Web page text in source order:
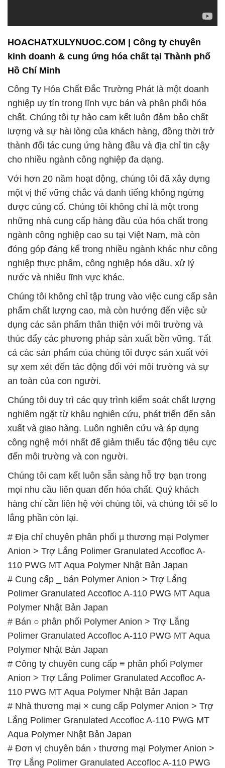
HOACHATXULYNUOC.COM | Công ty chuyên
kinh doanh & cung ứng hóa chất tại Thành phố
Hồ Chí Minh
Công Ty Hóa Chất Đắc Trường Phát là một doanh
nghiệp uy tín trong lĩnh vực bán và phân phối hóa
chất. Chúng tôi tự hào cam kết luôn đảm bảo chất
lượng và sự hài lòng của khách hàng, đồng thời trở
thành đối tác cung ứng hàng đầu và địa chỉ tin cậy
cho nhiều ngành công nghiệp đa dạng.
Với hơn 20 năm hoạt động, chúng tôi đã xây dựng
một vị thế vững chắc và danh tiếng không ngừng
được củng cố. Chúng tôi không chỉ là một trong
những nhà cung cấp hàng đầu của hóa chất trong
ngành công nghiệp cao su tại Việt Nam, mà còn
đóng góp đáng kể trong nhiều ngành khác như công
nghiệp thực phẩm, công nghiệp hóa dầu, xử lý
nước và nhiều lĩnh vực khác.
Chúng tôi không chỉ tập trung vào việc cung cấp sản
phẩm chất lượng cao, mà còn hướng đến việc sử
dụng các sản phẩm thân thiện với môi trường và
thúc đẩy các phương pháp sản xuất bền vững. Tất
cả các sản phẩm của chúng tôi được sản xuất với
sự xem xét đến tác động đối với môi trường và sự
an toàn của con người.
Chúng tôi duy trì các quy trình kiểm soát chất lượng
nghiêm ngặt từ khâu nghiên cứu, phát triển đến sản
xuất và giao hàng. Luôn nghiên cứu và áp dụng
công nghệ mới nhất để giảm thiểu tác động tiêu cực
đến môi trường và con người.
Chúng tôi cam kết luôn sẵn sàng hỗ trợ bạn trong
mọi nhu cầu liên quan đến hóa chất. Quý khách
hàng chỉ cần liên hệ với chúng tôi, và chúng tôi sẽ lo
lắng phần còn lại.
# Địa chỉ chuyên phân phối µ thương mại Polymer
Anion > Trợ Lắng Polimer Granulated Accofloc A-
110 PWG MT Aqua Polymer Nhật Bản Japan
# Cung cấp _ bán Polymer Anion > Trợ Lắng
Polimer Granulated Accofloc A-110 PWG MT Aqua
Polymer Nhật Bản Japan
# Bán ○ phân phối Polymer Anion > Trợ Lắng
Polimer Granulated Accofloc A-110 PWG MT Aqua
Polymer Nhật Bản Japan
# Công ty chuyên cung cấp ≡ phân phối Polymer
Anion > Trợ Lắng Polimer Granulated Accofloc A-
110 PWG MT Aqua Polymer Nhật Bản Japan
# Nhà thương mại × cung cấp Polymer Anion > Trợ
Lắng Polimer Granulated Accofloc A-110 PWG MT
Aqua Polymer Nhật Bản Japan
# Đơn vị chuyên bán › thương mại Polymer Anion >
Trợ Lắng Polimer Granulated Accofloc A-110 PWG